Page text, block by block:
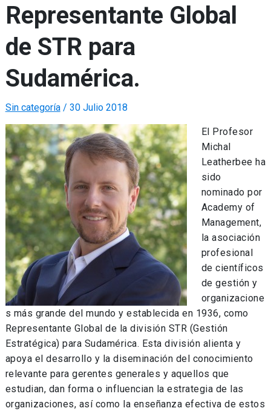
Representante Global
de STR para
Sudamérica.
Sin categoría/ 30 Julio 2018
El Profesor
Michal
Leatherbee ha
sido
nominado por
Academy of
Management,
la asociación
profesional
de científicos
de gestión y
organizacione
s más grande del mundo y establecida en 1936, como
Representante Global de la división STR (Gestión
Estratégica) para Sudamérica. Esta división alienta y
apoya el desarrollo y la diseminación del conocimiento
relevante para gerentes generales y aquellos que
estudian, dan forma o influencian la estrategia de las
organizaciones, así como la enseñanza efectiva de estos